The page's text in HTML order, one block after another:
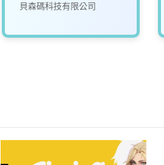
貝森碼科技有限公司